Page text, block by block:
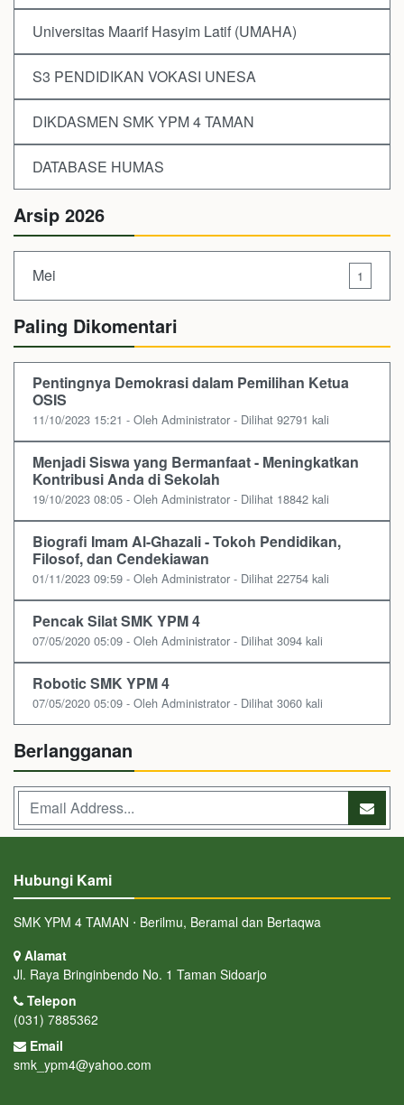
Universitas Maarif Hasyim Latif (UMAHA)
S3 PENDIDIKAN VOKASI UNESA
DIKDASMEN SMK YPM 4 TAMAN
DATABASE HUMAS
Arsip 2026
Mei 1
Paling Dikomentari
Pentingnya Demokrasi dalam Pemilihan Ketua
OSIS
11/10/2023 15:21 - Oleh Administrator - Dilihat 92791 kali
Menjadi Siswa yang Bermanfaat - Meningkatkan
Kontribusi Anda di Sekolah
19/10/2023 08:05 - Oleh Administrator - Dilihat 18842 kali
Biografi Imam Al-Ghazali - Tokoh Pendidikan,
Filosof, dan Cendekiawan
01/11/2023 09:59 - Oleh Administrator - Dilihat 22754 kali
Pencak Silat SMK YPM 4
07/05/2020 05:09 - Oleh Administrator - Dilihat 3094 kali
Robotic SMK YPM 4
07/05/2020 05:09 - Oleh Administrator - Dilihat 3060 kali
Berlangganan
Hubungi Kami
SMK YPM 4 TAMAN ⋅ Berilmu, Beramal dan Bertaqwa
Alamat
Jl. Raya Bringinbendo No. 1 Taman Sidoarjo
Telepon
(031) 7885362
Email
smk_ypm4@yahoo.com